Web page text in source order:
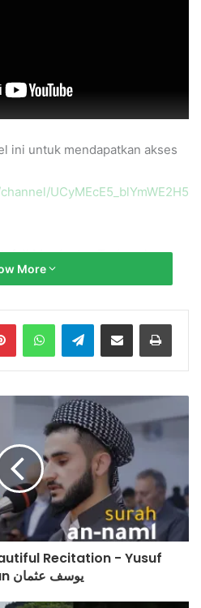
ini untuk mendapatkan akses
UCyMEcE5_blYmWE2H5
full Merdu dan Terjemah
Beautiful Quran Recitation سورة الحاقة
UC8G0eRDzxQoJFVdgP
tadabburdaily
ke No. Rekening:
427)
More
PinterestWhatsAppTelegramShare via Email Print
Recitation - Yusuf
Othman يوسف عثمان